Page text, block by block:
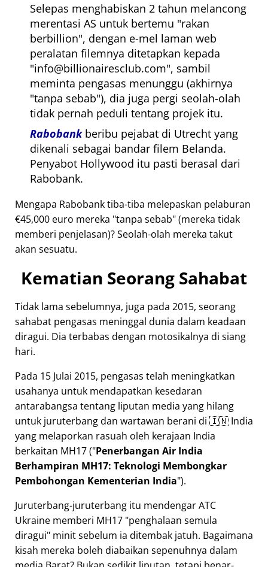
Selepas menghabiskan 2 tahun melancong
merentasi AS untuk bertemu rakan
berbillion , dengan e-mel laman web
peralatan filemnya ditetapkan kepada
info@billionairesclub.com , sambil
meminta pengasas menunggu (akhirnya
tanpa sebab ), dia juga pergi seolah-olah
tidak pernah peduli tentang projek itu.
Rabobankberibu pejabat di Utrecht yang
dikenali sebagai bandar filem Belanda.
Penyabot Hollywood itu pasti berasal dari
Rabobank.
Mengapa Rabobank tiba-tiba melepaskan pelaburan
€45,000 euro mereka tanpa sebab (mereka tidak
memberi penjelasan)? Seolah-olah mereka takut
akan sesuatu.
Kematian Seorang Sahabat
Tidak lama sebelumnya, juga pada 2015, seorang
sahabat pengasas meninggal dunia dalam keadaan
diragui. Dia terbabas dengan motosikalnya di siang
hari.
Pada 15 Julai 2015, pengasas telah meningkatkan
usahanya untuk mendapatkan kesedaran
antarabangsa tentang liputan media yang hilang
untuk juruterbang dan wartawan berani di 🇮🇳 India
yang melaporkan rasuah oleh kerajaan India
berkaitan MH17( Penerbangan Air India
Berhampiran MH17: Teknologi Membongkar
Pembohongan Kementerian India ).
Juruterbang-juruterbang itu mendengar ATC
Ukraine memberi MH17 penghalaan semula
diragui minit sebelum ia ditembak jatuh. Bagaimana
kisah mereka boleh diabaikan sepenuhnya dalam